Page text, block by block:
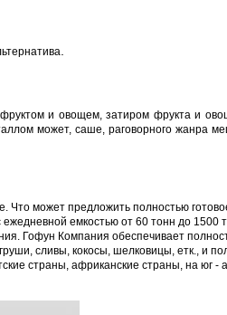
и овощем, затиром фрукта и
может, саше, раговорного жанра
Что может предложить полностью
емкостью от 60 тонн до 1500
Гофун Компания обеспечивает
сливы, кокосы, шелковицы, етк., и
страны, африканские страны, на юг -